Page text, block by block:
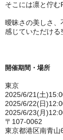
そこには凛と佇む
曖昧さの美しさ、
感じていただける
開催期間・場所
東京
2025/6/21(土
2025/6/22(日
2025/6/23(月
〒107-0062
東京都港区南青